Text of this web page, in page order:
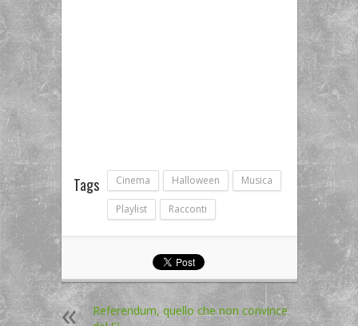
Tags Cinema Halloween Musica
Playlist Racconti
Referendum, quello che non convince